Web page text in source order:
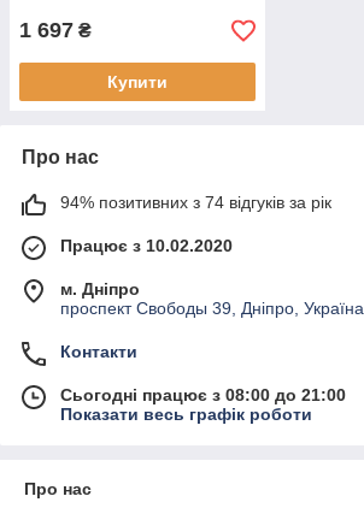
1 697 ₴
Купити
Про нас
94% позитивних з 74 відгуків за рік
Працює з 10.02.2020
м. Дніпро
проспект Свободы 39, Дніпро, Україна
Контакти
Сьогодні працює з 08:00 до 21:00
Показати весь графік роботи
Про нас